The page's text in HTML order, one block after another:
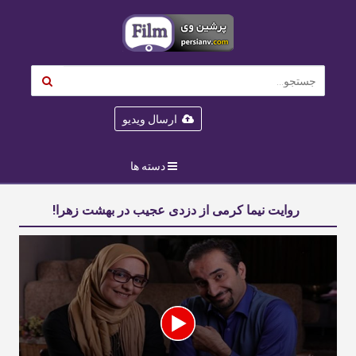
ارسال ویدیو
دسته ها
روایت نیما کرمی از دزدی عجیب در بهشت زهرا!